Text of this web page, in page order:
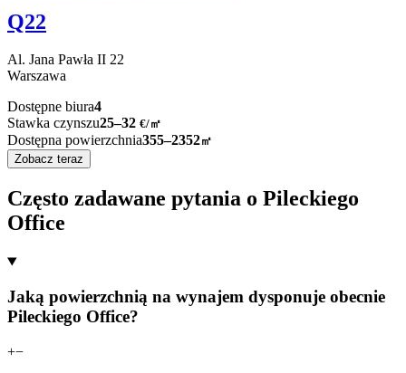
Q22
Al. Jana Pawła II 22
Warszawa
Dostępne biura4
Stawka czynszu25–32 €/㎡
Dostępna powierzchnia355–2352㎡
Zobacz teraz
Często zadawane pytania o Pileckiego
Office
Jaką powierzchnią na wynajem dysponuje obecnie
Pileckiego Office?
+−